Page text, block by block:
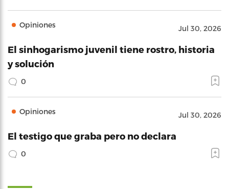
Opiniones Jul 30, 2026
El sinhogarismo juvenil tiene rostro, historia
y solución
0
Opiniones Jul 30, 2026
El testigo que graba pero no declara
0